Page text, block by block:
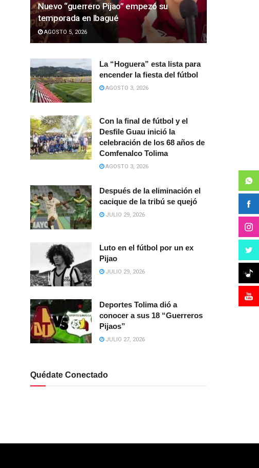
Nuevo “guerrero Pijao” empezó su
temporada en Ibagué
AGOSTO 5, 2026
La “Hoguera” esta lista para
encender la fiesta del fútbol
AGOSTO 3, 2026
Con la final de fútbol y el
Desfile Guau inició la
celebración de los 68 años de
Comfenalco Tolima
AGOSTO 3, 2026
Después de la eliminación el
cacique de la tribú se quejó
JULIO 29, 2026
Luto en el fútbol por un ex
Pijao
JULIO 29, 2026
Deportes Tolima dió a
conocer a sus 18 “Guerreros
Pijaos”
JULIO 27, 2026
Quédate Conectado